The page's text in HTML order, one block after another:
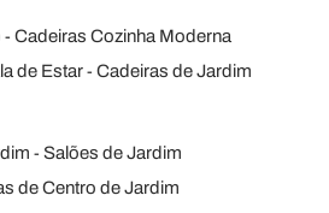
Cadeiras Cozinha Moderna
de Estar
Cadeiras de Jardim
Salões de Jardim
de Centro de Jardim